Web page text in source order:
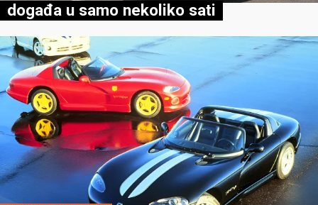
događa u samo nekoliko sati